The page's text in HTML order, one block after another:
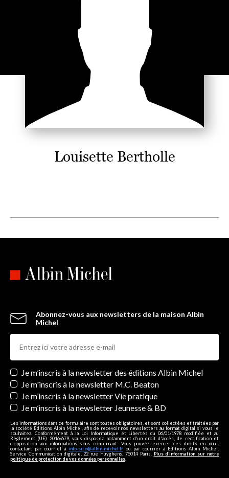
Louisette Bertholle
Abonnez-vous aux newsletters de la maison Albin
Michel
Newsletters
Je m’inscris à la newsletter des éditions Albin Michel
Je m'inscris à la newsletter M.C. Beaton
Je m’inscris à la newsletter Vie pratique
Je m’inscris à la newsletter Jeunesse & BD
Les informations dans ce formulaire sont toutes obligatoires, et sont collectées et traitées par
la société Editions Albin Michel, afin de recevoir nos newsletters au format digital si vous le
souhaitez. Conformément à la Loi Informatique et Libertés du 06/01/1978 modifiée et au
Règlement (UE) 2016/679, vous disposez notamment d'un droit d'accès, de rectification et
d’opposition aux informations vous concernant. Vous pouvez exercer ces droits en nous
contactant par courriel à info-site@albin-michel.fr ou par courrier à Editions Albin Michel,
Service Communication digitale, 22 rue Huyghens, 75014 Paris. Plus d’information sur notre
politique de protection de vos données personnelles